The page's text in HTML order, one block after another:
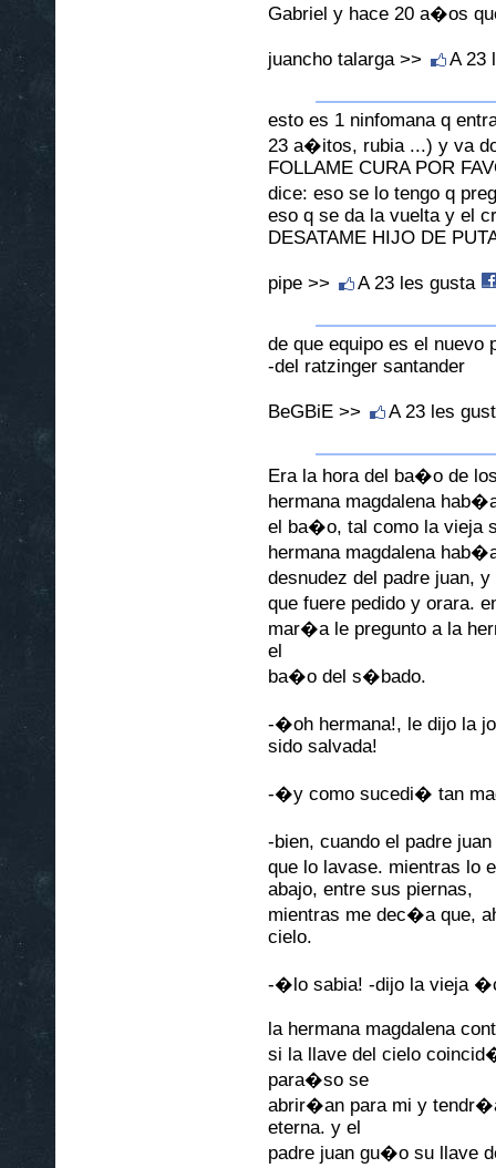
Gabriel y hace 20 a�os
juancho talarga >> A 23
esto es 1 ninfomana q
23 a�itos, rubia ...) y va
FOLLAME CURA POR
dice: eso se lo tengo q
eso q se da la vuelta y el
DESATAME HIJO DE
pipe >> A 23 les gusta
de que equipo es el nuevo
-del ratzinger santander
BeGBiE >> A 23 les
Era la hora del ba�o de
hermana magdalena
el ba�o, tal como la vieja
hermana magdalena
desnudez del padre juan,
que fuere pedido y orara.
mar�a le pregunto a la
el
ba�o del s�bado.
-�oh hermana!, le dijo la
sido salvada!
-�y como sucedi� tan
-bien, cuando el padre
que lo lavase. mientras lo
abajo, entre sus piernas,
mientras me dec�a que,
cielo.
-�lo sabia! -dijo la vieja
la hermana magdalena
si la llave del cielo
para�so se
abrir�an para mi y
eterna. y el
padre juan gu�o su llave